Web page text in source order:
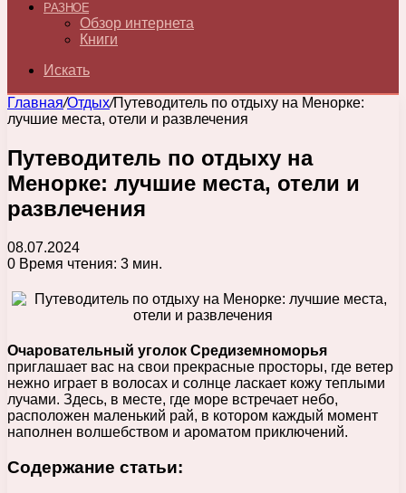
РАЗНОЕ
Обзор интернета
Книги
Искать
Главная/Отдых/Путеводитель по отдыху на Менорке:
лучшие места, отели и развлечения
Путеводитель по отдыху на
Менорке: лучшие места, отели и
развлечения
08.07.2024
0 Время чтения: 3 мин.
Очаровательный уголок Средиземноморья
приглашает вас на свои прекрасные просторы, где ветер
нежно играет в волосах и солнце ласкает кожу теплыми
лучами. Здесь, в месте, где море встречает небо,
расположен маленький рай, в котором каждый момент
наполнен волшебством и ароматом приключений.
Содержание статьи: